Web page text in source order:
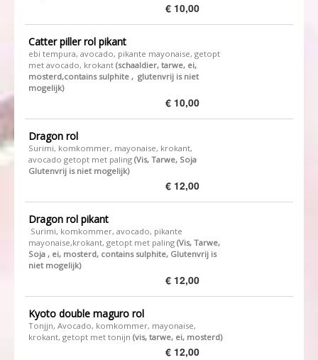
€ 10,00
Catter piller rol pikant
ebi tempura, avocado, pikante mayonaise, getopt
met avocado, krokant (schaaldier, tarwe, ei,
mosterd,contains sulphite , glutenvrij is niet
mogelijk)
€ 10,00
Dragon rol
Surimi, komkommer, mayonaise, krokant,
avocado getopt met paling (​Vis, Tarwe, Soja ​​​
Glutenvrij is niet mogelijk)
€ 12,00
Dragon rol pikant
Surimi, komkommer, avocado, pikante
mayonaise,krokant, getopt met paling (​Vis, Tarwe,
Soja , ei, mosterd​​​, contains sulphite, Glutenvrij is
niet mogelijk)
€ 12,00
Kyoto double maguro rol
Tonjjn, Avocado, komkommer, mayonaise,
krokant, getopt met tonijn (vis, tarwe, ei, mosterd)
€ 12,00